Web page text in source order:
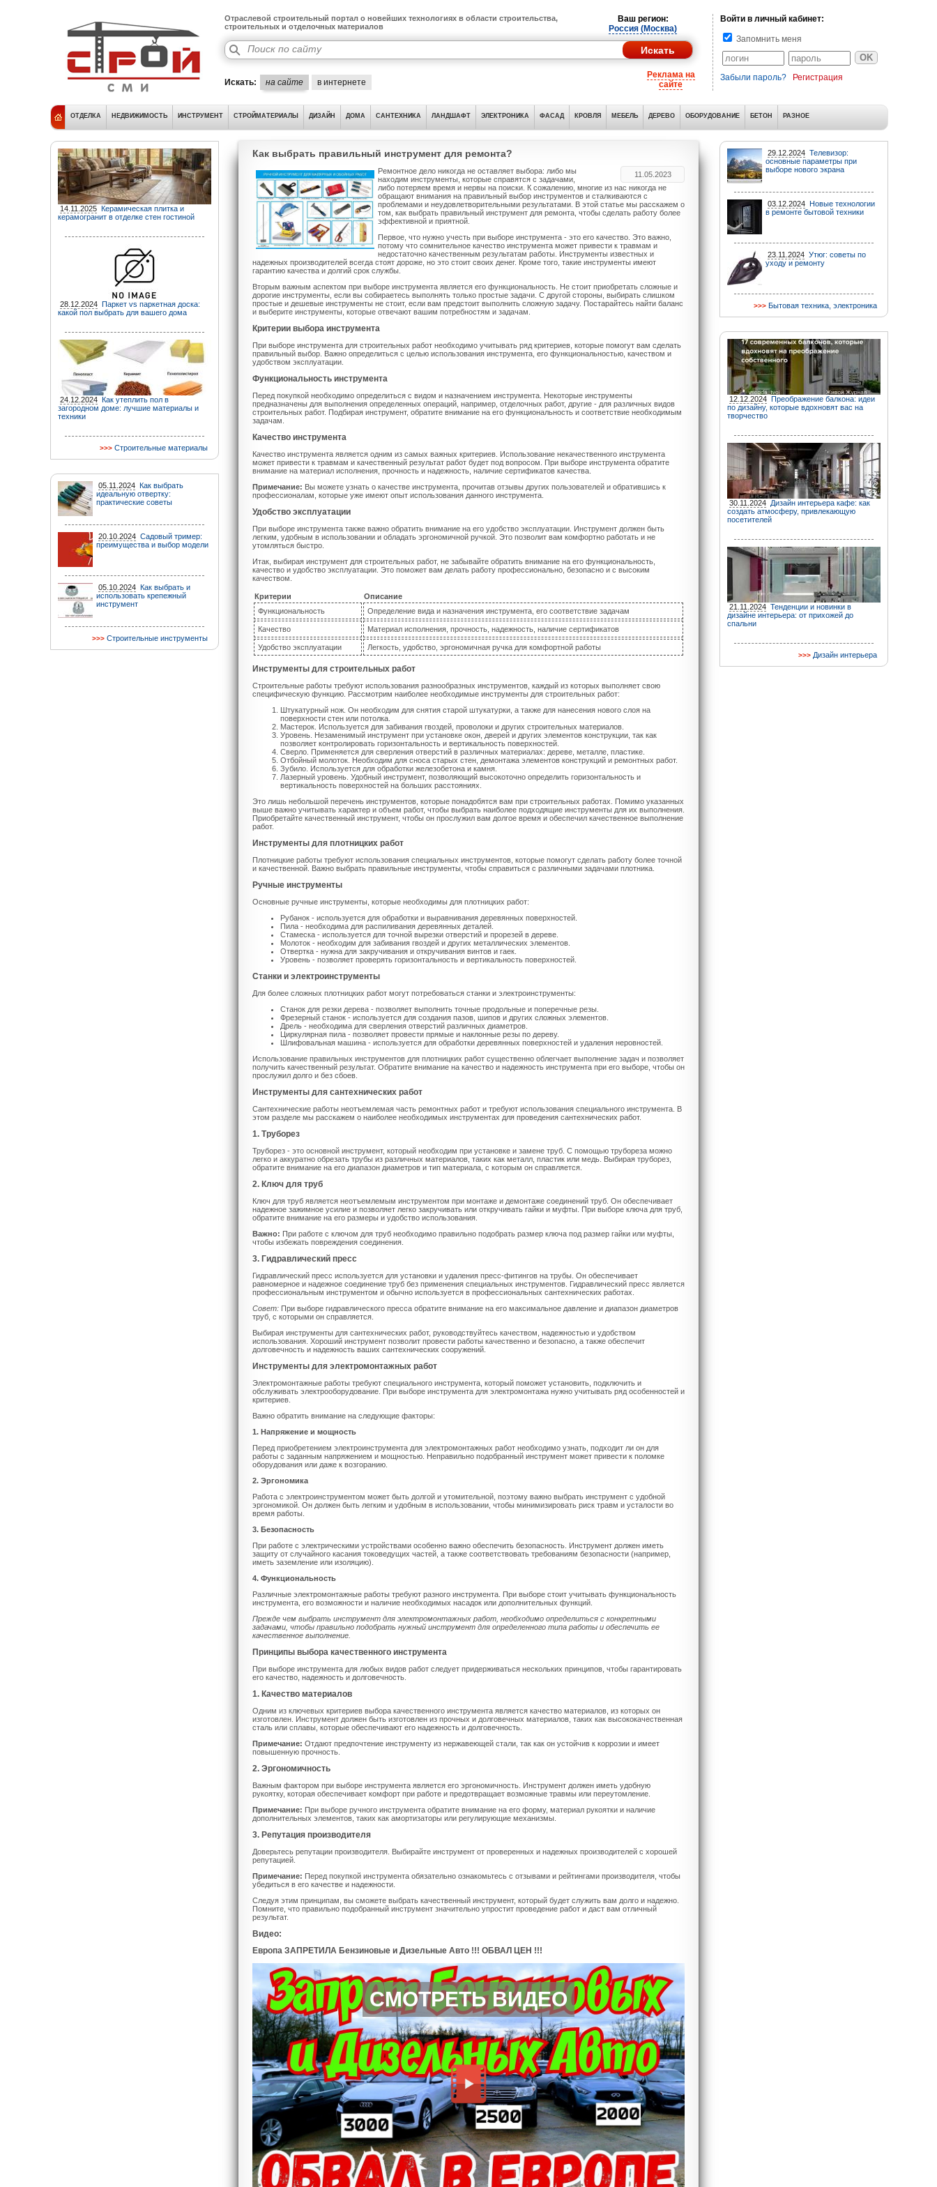
Отраслевой строительный портал о новейших технологиях в области строительства,
строительных и отделочных материалов
Ваш регион:
Россия (Москва)
Искать: на сайте в интернете
Реклама на
сайте
Войти в личный кабинет:
Запомнить меня
Забыли пароль? Регистрация
ОТДЕЛКА НЕДВИЖИМОСТЬ ИНСТРУМЕНТ СТРОЙМАТЕРИАЛЫ ДИЗАЙН ДОМА САНТЕХНИКА ЛАНДШАФТ ЭЛЕКТРОНИКА ФАСАД КРОВЛЯ МЕБЕЛЬ ДЕРЕВО ОБОРУДОВАНИЕ БЕТОН РАЗНОЕ
14.11.2025 Керамическая плитка и
керамогранит в отделке стен гостиной
28.12.2024 Паркет vs паркетная доска:
какой пол выбрать для вашего дома
24.12.2024 Как утеплить пол в
загородном доме: лучшие материалы и
техники
Строительные материалы
05.11.2024 Как выбрать
идеальную отвертку:
практические советы
20.10.2024 Садовый тример:
преимущества и выбор модели
05.10.2024 Как выбрать и
использовать крепежный
инструмент
Строительные инструменты
Как выбрать правильный инструмент для ремонта?
11.05.2023
Ремонтное дело никогда не оставляет выбора: либо мы
находим инструменты, которые справятся с задачами,
либо потеряем время и нервы на поиски. К сожалению, многие из нас никогда не
обращают внимания на правильный выбор инструментов и сталкиваются с
проблемами и неудовлетворительными результатами. В этой статье мы расскажем о
том, как выбрать правильный инструмент для ремонта, чтобы сделать работу более
эффективной и приятной.
Первое, что нужно учесть при выборе инструмента - это его качество. Это важно,
потому что сомнительное качество инструмента может привести к травмам и
недостаточно качественным результатам работы. Инструменты известных и
надежных производителей всегда стоят дороже, но это стоит своих денег. Кроме того, такие инструменты имеют
гарантию качества и долгий срок службы.
Вторым важным аспектом при выборе инструмента является его функциональность. Не стоит приобретать сложные и
дорогие инструменты, если вы собираетесь выполнять только простые задачи. С другой стороны, выбирать слишком
простые и дешевые инструменты не стоит, если вам предстоит выполнить сложную задачу. Постарайтесь найти баланс
и выберите инструменты, которые отвечают вашим потребностям и задачам.
Критерии выбора инструмента
При выборе инструмента для строительных работ необходимо учитывать ряд критериев, которые помогут вам сделать
правильный выбор. Важно определиться с целью использования инструмента, его функциональностью, качеством и
удобством эксплуатации.
Функциональность инструмента
Перед покупкой необходимо определиться с видом и назначением инструмента. Некоторые инструменты
предназначены для выполнения определенных операций, например, отделочных работ, другие - для различных видов
строительных работ. Подбирая инструмент, обратите внимание на его функциональность и соответствие необходимым
задачам.
Качество инструмента
Качество инструмента является одним из самых важных критериев. Использование некачественного инструмента
может привести к травмам и качественный результат работ будет под вопросом. При выборе инструмента обратите
внимание на материал исполнения, прочность и надежность, наличие сертификатов качества.
Примечание: Вы можете узнать о качестве инструмента, прочитав отзывы других пользователей и обратившись к
профессионалам, которые уже имеют опыт использования данного инструмента.
Удобство эксплуатации
При выборе инструмента также важно обратить внимание на его удобство эксплуатации. Инструмент должен быть
легким, удобным в использовании и обладать эргономичной ручкой. Это позволит вам комфортно работать и не
утомляться быстро.
Итак, выбирая инструмент для строительных работ, не забывайте обратить внимание на его функциональность,
качество и удобство эксплуатации. Это поможет вам делать работу профессионально, безопасно и с высоким
качеством.
Критерии
Описание
Функциональность
Определение вида и назначения инструмента, его соответствие задачам
Качество Материал исполнения, прочность, надежность, наличие сертификатов
Удобство эксплуатации Легкость, удобство, эргономичная ручка для комфортной работы
Инструменты для строительных работ
Строительные работы требуют использования разнообразных инструментов, каждый из которых выполняет свою
специфическую функцию. Рассмотрим наиболее необходимые инструменты для строительных работ:
Штукатурный нож. Он необходим для снятия старой штукатурки, а также для нанесения нового слоя на
поверхности стен или потолка.
Мастерок. Используется для забивания гвоздей, проволоки и других строительных материалов.
Уровень. Незаменимый инструмент при установке окон, дверей и других элементов конструкции, так как
позволяет контролировать горизонтальность и вертикальность поверхностей.
Сверло. Применяется для сверления отверстий в различных материалах: дереве, металле, пластике.
Отбойный молоток. Необходим для сноса старых стен, демонтажа элементов конструкций и ремонтных работ.
Зубило. Используется для обработки железобетона и камня.
Лазерный уровень. Удобный инструмент, позволяющий высокоточно определить горизонтальность и
вертикальность поверхностей на больших расстояниях.
Это лишь небольшой перечень инструментов, которые понадобятся вам при строительных работах. Помимо указанных
выше важно учитывать характер и объем работ, чтобы выбрать наиболее подходящие инструменты для их выполнения.
Приобретайте качественный инструмент, чтобы он прослужил вам долгое время и обеспечил качественное выполнение
работ.
Инструменты для плотницких работ
Плотницкие работы требуют использования специальных инструментов, которые помогут сделать работу более точной
и качественной. Важно выбрать правильные инструменты, чтобы справиться с различными задачами плотника.
Ручные инструменты
Основные ручные инструменты, которые необходимы для плотницких работ:
Рубанок - используется для обработки и выравнивания деревянных поверхностей.
Пила - необходима для распиливания деревянных деталей.
Стамеска - используется для точной вырезки отверстий и прорезей в дереве.
Молоток - необходим для забивания гвоздей и других металлических элементов.
Отвертка - нужна для закручивания и откручивания винтов и гаек.
Уровень - позволяет проверять горизонтальность и вертикальность поверхностей.
Станки и электроинструменты
Для более сложных плотницких работ могут потребоваться станки и электроинструменты:
Станок для резки дерева - позволяет выполнить точные продольные и поперечные резы.
Фрезерный станок - используется для создания пазов, шипов и других сложных элементов.
Дрель - необходима для сверления отверстий различных диаметров.
Циркулярная пила - позволяет провести прямые и наклонные резы по дереву.
Шлифовальная машина - используется для обработки деревянных поверхностей и удаления неровностей.
Использование правильных инструментов для плотницких работ существенно облегчает выполнение задач и позволяет
получить качественный результат. Обратите внимание на качество и надежность инструмента при его выборе, чтобы он
прослужил долго и без сбоев.
Инструменты для сантехнических работ
Сантехнические работы неотъемлемая часть ремонтных работ и требуют использования специального инструмента. В
этом разделе мы расскажем о наиболее необходимых инструментах для проведения сантехнических работ.
1. Труборез
Труборез - это основной инструмент, который необходим при установке и замене труб. С помощью трубореза можно
легко и аккуратно обрезать трубы из различных материалов, таких как металл, пластик или медь. Выбирая труборез,
обратите внимание на его диапазон диаметров и тип материала, с которым он справляется.
2. Ключ для труб
Ключ для труб является неотъемлемым инструментом при монтаже и демонтаже соединений труб. Он обеспечивает
надежное зажимное усилие и позволяет легко закручивать или откручивать гайки и муфты. При выборе ключа для труб,
обратите внимание на его размеры и удобство использования.
Важно: При работе с ключом для труб необходимо правильно подобрать размер ключа под размер гайки или муфты,
чтобы избежать повреждения соединения.
3. Гидравлический пресс
Гидравлический пресс используется для установки и удаления пресс-фитингов на трубы. Он обеспечивает
равномерное и надежное соединение труб без применения специальных инструментов. Гидравлический пресс является
профессиональным инструментом и обычно используется в профессиональных сантехнических работах.
Совет: При выборе гидравлического пресса обратите внимание на его максимальное давление и диапазон диаметров
труб, с которыми он справляется.
Выбирая инструменты для сантехнических работ, руководствуйтесь качеством, надежностью и удобством
использования. Хороший инструмент позволит провести работы качественно и безопасно, а также обеспечит
долговечность и надежность ваших сантехнических сооружений.
Инструменты для электромонтажных работ
Электромонтажные работы требуют специального инструмента, который поможет установить, подключить и
обслуживать электрооборудование. При выборе инструмента для электромонтажа нужно учитывать ряд особенностей и
критериев.
Важно обратить внимание на следующие факторы:
1. Напряжение и мощность
Перед приобретением электроинструмента для электромонтажных работ необходимо узнать, подходит ли он для
работы с заданным напряжением и мощностью. Неправильно подобранный инструмент может привести к поломке
оборудования или даже к возгоранию.
2. Эргономика
Работа с электроинструментом может быть долгой и утомительной, поэтому важно выбрать инструмент с удобной
эргономикой. Он должен быть легким и удобным в использовании, чтобы минимизировать риск травм и усталости во
время работы.
3. Безопасность
При работе с электрическими устройствами особенно важно обеспечить безопасность. Инструмент должен иметь
защиту от случайного касания токоведущих частей, а также соответствовать требованиям безопасности (например,
иметь заземление или изоляцию).
4. Функциональность
Различные электромонтажные работы требуют разного инструмента. При выборе стоит учитывать функциональность
инструмента, его возможности и наличие необходимых насадок или дополнительных функций.
Прежде чем выбрать инструмент для электромонтажных работ, необходимо определиться с конкретными
задачами, чтобы правильно подобрать нужный инструмент для определенного типа работы и обеспечить ее
качественное выполнение.
Принципы выбора качественного инструмента
При выборе инструмента для любых видов работ следует придерживаться нескольких принципов, чтобы гарантировать
его качество, надежность и долговечность.
1. Качество материалов
Одним из ключевых критериев выбора качественного инструмента является качество материалов, из которых он
изготовлен. Инструмент должен быть изготовлен из прочных и долговечных материалов, таких как высококачественная
сталь или сплавы, которые обеспечивают его надежность и долговечность.
Примечание: Отдают предпочтение инструменту из нержавеющей стали, так как он устойчив к коррозии и имеет
повышенную прочность.
2. Эргономичность
Важным фактором при выборе инструмента является его эргономичность. Инструмент должен иметь удобную
рукоятку, которая обеспечивает комфорт при работе и предотвращает возможные травмы или переутомление.
Примечание: При выборе ручного инструмента обратите внимание на его форму, материал рукоятки и наличие
дополнительных элементов, таких как амортизаторы или регулирующие механизмы.
3. Репутация производителя
Доверьтесь репутации производителя. Выбирайте инструмент от проверенных и надежных производителей с хорошей
репутацией.
Примечание: Перед покупкой инструмента обязательно ознакомьтесь с отзывами и рейтингами производителя, чтобы
убедиться в его качестве и надежности.
Следуя этим принципам, вы сможете выбрать качественный инструмент, который будет служить вам долго и надежно.
Помните, что правильно подобранный инструмент значительно упростит проведение работ и даст вам отличный
результат.
Видео:
Европа ЗАПРЕТИЛА Бензиновые и Дизельные Авто !!! ОБВАЛ ЦЕН !!!
СМОТРЕТЬ ВИДЕО
29.12.2024 Телевизор:
основные параметры при
выборе нового экрана
03.12.2024 Новые технологии
в ремонте бытовой техники
23.11.2024 Утюг: советы по
уходу и ремонту
Бытовая техника, электроника
12.12.2024 Преображение балкона: идеи
по дизайну, которые вдохновят вас на
творчество
30.11.2024 Дизайн интерьера кафе: как
создать атмосферу, привлекающую
посетителей
21.11.2024 Тенденции и новинки в
дизайне интерьера: от прихожей до
спальни
Дизайн интерьера